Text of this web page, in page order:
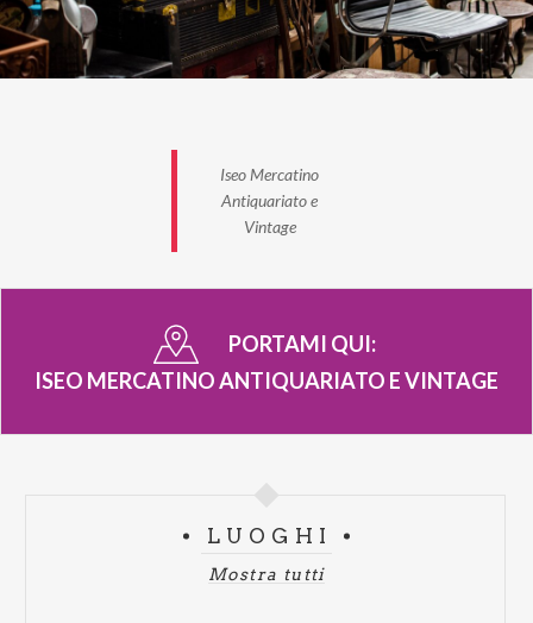
Iseo Mercatino
Antiquariato e
Vintage
PORTAMI QUI:
ISEO MERCATINO ANTIQUARIATO E VINTAGE
LUOGHI
Mostra tutti